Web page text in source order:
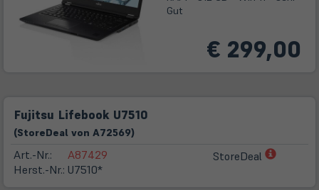
Gut
€ 299,00
Fujitsu Lifebook U7510
(StoreDeal von A72569)
Art.-Nr.:
Herst.-Nr.:
A87429
U7510*
StoreDeal
(öffnet